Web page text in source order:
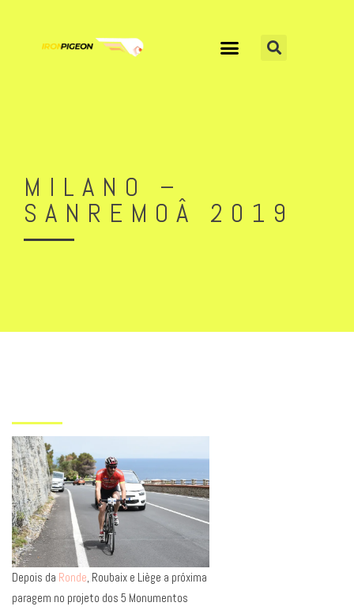
MILANO –
SANREMOÂ 2019
Depois da Ronde, Roubaix e Liège a próxima
paragem no projeto dos 5 Monumentos